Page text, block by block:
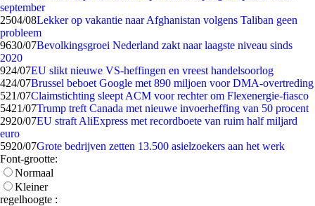
september
2504/08Lekker op vakantie naar Afghanistan volgens Taliban geen
probleem
9630/07Bevolkingsgroei Nederland zakt naar laagste niveau sinds
2020
924/07EU slikt nieuwe VS-heffingen en vreest handelsoorlog
424/07Brussel beboet Google met 890 miljoen voor DMA-overtreding
521/07Claimstichting sleept ACM voor rechter om Flexenergie-fiasco
5421/07Trump treft Canada met nieuwe invoerheffing van 50 procent
2920/07EU straft AliExpress met recordboete van ruim half miljard
euro
5920/07Grote bedrijven zetten 13.500 asielzoekers aan het werk
Font-grootte:
Normaal
Kleiner
regelhoogte :